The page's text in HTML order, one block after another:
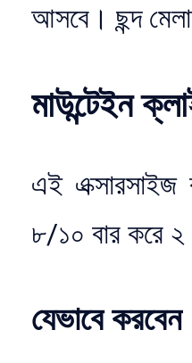
আসবে। ছন্দ
মাউন্টেইন
এই এক্সারসাইজ
৮/১০ বার করে ২
যেভাবে করবেন